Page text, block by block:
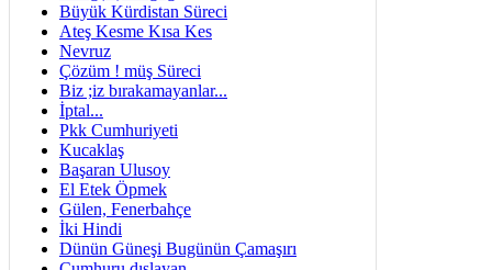
Büyük Kürdistan Süreci
Ateş Kesme Kısa Kes
Nevruz
Çözüm ! müş Süreci
Biz ;iz bırakamayanlar...
İptal...
Pkk Cumhuriyeti
Kucaklaş
Başaran Ulusoy
El Etek Öpmek
Gülen, Fenerbahçe
İki Hindi
Dünün Güneşi Bugünün Çamaşırı